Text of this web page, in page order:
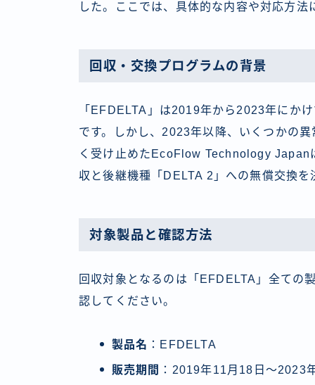
した。ここでは、具体的な内容や対応方
回収・交換プログラムの背景
「EFDELTA」は2019年から2023年にか
です。しかし、2023年以降、いくつかの
く受け止めたEcoFlow Technology Japan
収と後継機種「DELTA 2」への無償交換を
対象製品と確認方法
回収対象となるのは「EFDELTA」全ての
認してください。
製品名 ：EFDELTA
販売期間 ：2019年11月18日～2023